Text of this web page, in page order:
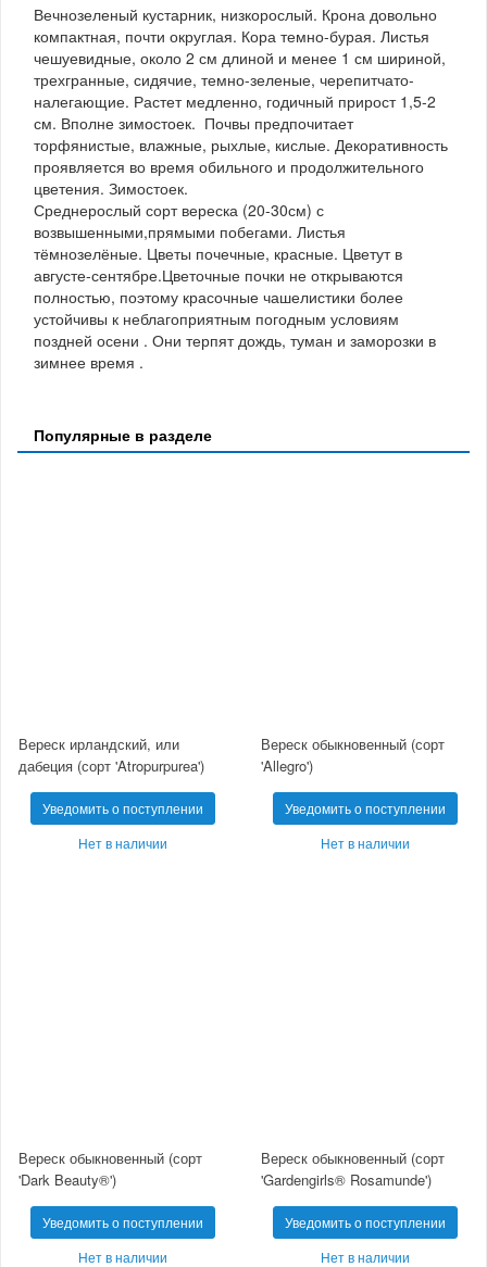
Вечнозеленый кустарник, низкорослый. Крона довольно
компактная, почти округлая. Кора темно-бурая. Листья
чешуевидные, около 2 см длиной и менее 1 см шириной,
трехгранные, сидячие, темно-зеленые, черепитчато-
налегающие. Растет медленно, годичный прирост 1,5-2
см. Вполне зимостоек. Почвы предпочитает
торфянистые, влажные, рыхлые, кислые. Декоративность
проявляется во время обильного и продолжительного
цветения. Зимостоек.
Среднерослый сорт вереска (20-30см) с
возвышенными,прямыми побегами. Листья
тёмнозелёные. Цветы почечные, красные. Цветут в
августе-сентябре.Цветочные почки не открываются
полностью, поэтому красочные чашелистики более
устойчивы к неблагоприятным погодным условиям
поздней осени . Они терпят дождь, туман и заморозки в
зимнее время .
Популярные в разделе
Вереск ирландский, или
дабеция (сорт 'Atropurpurea')
Уведомить о поступлении
Нет в наличии
Вереск обыкновенный (сорт
'Allegro')
Уведомить о поступлении
Нет в наличии
Вереск обыкновенный (сорт
'Dark Beauty®')
Уведомить о поступлении
Нет в наличии
Вереск обыкновенный (сорт
'Gardengirls® Rosamunde')
Уведомить о поступлении
Нет в наличии